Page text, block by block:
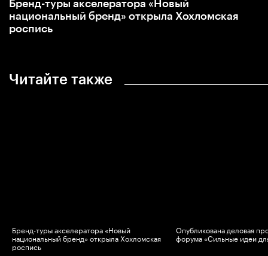
Читайте также
Бренд-туры акселератора «Новый
национальный бренд» открыла Хохломская
роспись
Опубликована деловая
форума «Сильные идеи
Бренд-туры акселератора «Новый
национальный бренд» открыла Хохломская
роспись